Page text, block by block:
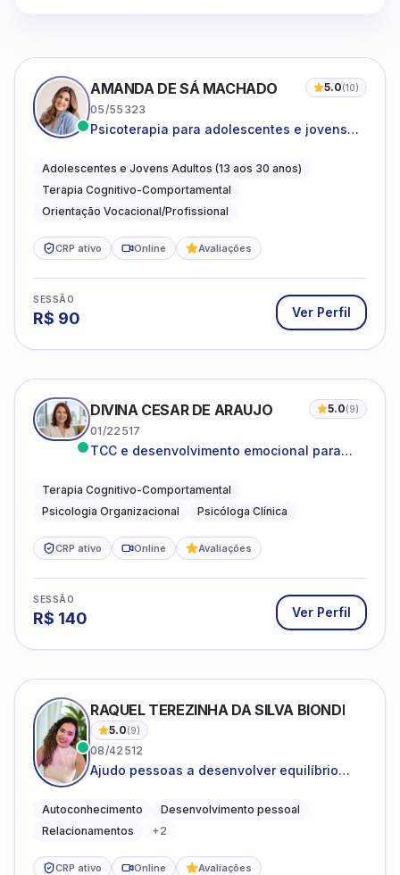
AMANDA DE SÁ MACHADO 5.0(10)
05/55323
Psicoterapia para adolescentes e jovens
autoestima, relações e orientação
profissional
Adolescentes e Jovens Adultos (13 aos 30 anos)
Terapia Cognitivo-Comportamental
Orientação Vocacional/Profissional
CRP ativo Online Avaliações
SESSÃO
R$ 90 Ver Perfil
DIVINA CESAR DE ARAUJO 5.0(9)
01/22517
TCC e desenvolvimento emocional para
Terapia Cognitivo-Comportamental
Psicologia Organizacional
Psicóloga Clínica
CRP ativo Online Avaliações
SESSÃO
R$ 140 Ver Perfil
RAQUEL TEREZINHA DA SILVA BIONDI
5.0(9)
08/42512
Ajudo pessoas a desenvolver equilíbrio
Autoconhecimento
Desenvolvimento pessoal
Relacionamentos
+2
CRP ativo Online Avaliações